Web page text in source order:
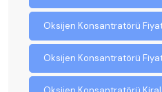
Oksijen Konsantratörü
Oksijen Konsantratörü